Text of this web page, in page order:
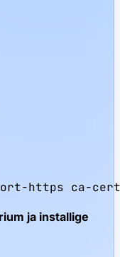
https ca-
ja installige